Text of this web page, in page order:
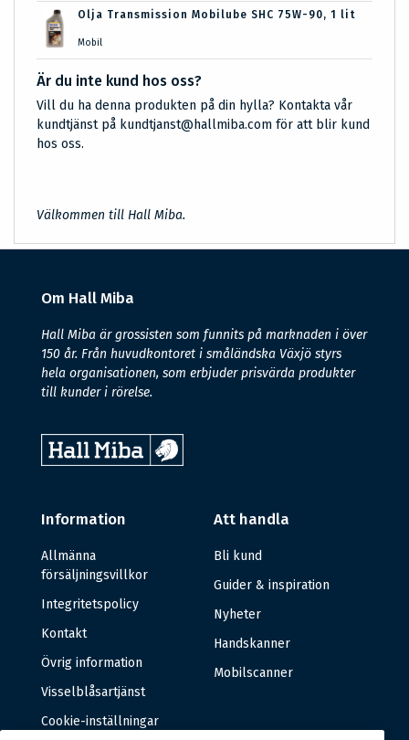
Olja Transmission Mobilube SHC 75W-90, 1 lit
Mobil
Är du inte kund hos oss?
Vill du ha denna produkten på din hylla? Kontakta vår
kundtjänst på kundtjanst@hallmiba.com för att blir kund
hos oss.
Välkommen till Hall Miba.
Om Hall Miba
Hall Miba är grossisten som funnits på marknaden i över
150 år. Från huvudkontoret i småländska Växjö styrs
hela organisationen, som erbjuder prisvärda produkter
till kunder i rörelse.
Information
Allmänna
försäljningsvillkor
Integritetspolicy
Kontakt
Övrig information
Visselblåsartjänst
Cookie-inställningar
Att handla
Bli kund
Guider & inspiration
Nyheter
Handskanner
Mobilscanner